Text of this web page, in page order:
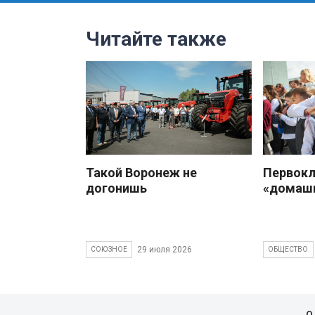
Читайте также
Такой Воронеж не
догонишь
СОЮЗНОЕ 29 июля 2026 ОБЩЕСТВО